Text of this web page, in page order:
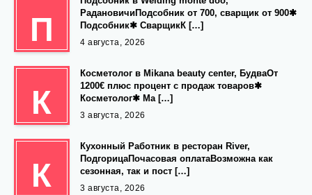
П
РадановичиПодсобник от 700, сварщик от 900✱
Подсобник✱ СварщикК […]
4 августа, 2026
К
Косметолог в Mikana beauty center, БудваОт
1200€ плюс процент с продаж товаров✱
Косметолог✱ Ма […]
3 августа, 2026
К
Кухонный Работник в ресторан River,
ПодгорицаПочасовая оплатаВозможна как
сезонная, так и пост […]
3 августа, 2026